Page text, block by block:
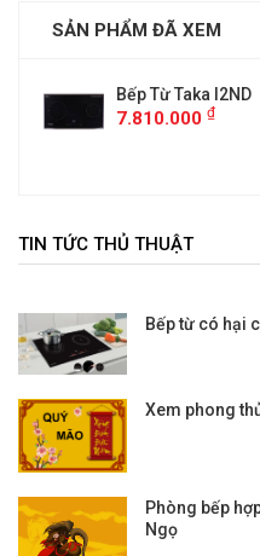
SẢN PHẨM ĐÃ XEM
Bếp Từ Taka I2ND
7.810.000 ₫
TIN TỨC THỦ THUẬT
Bếp từ có hại
Xem phong
Phòng bếp
Ngọ